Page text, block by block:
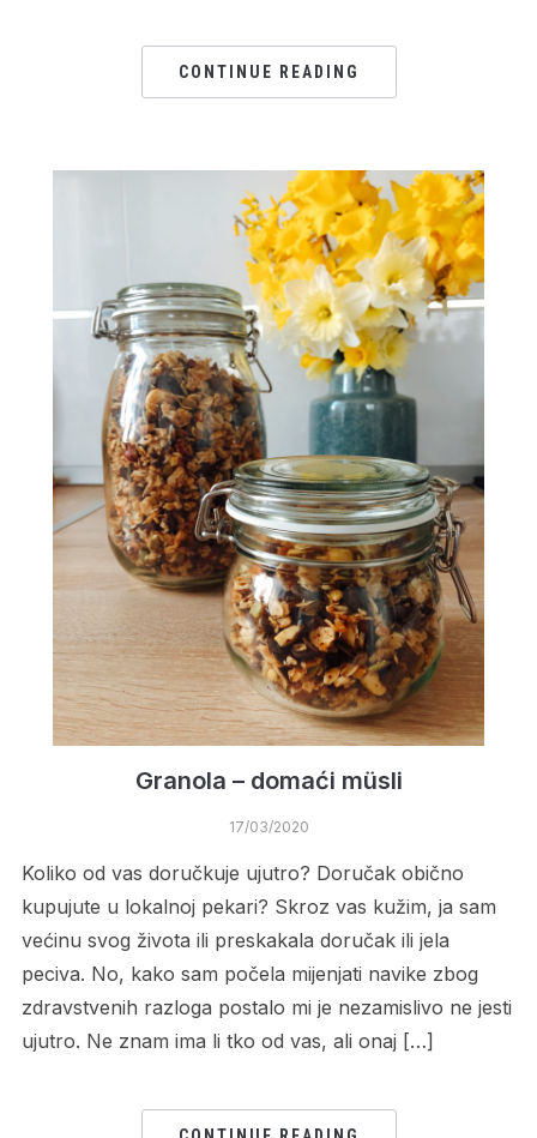
CONTINUE READING
Granola – domaći müsli
17/03/2020
Koliko od vas doručkuje ujutro? Doručak obično
kupujute u lokalnoj pekari? Skroz vas kužim, ja sam
većinu svog života ili preskakala doručak ili jela
peciva. No, kako sam počela mijenjati navike zbog
zdravstvenih razloga postalo mi je nezamislivo ne jesti
ujutro. Ne znam ima li tko od vas, ali onaj […]